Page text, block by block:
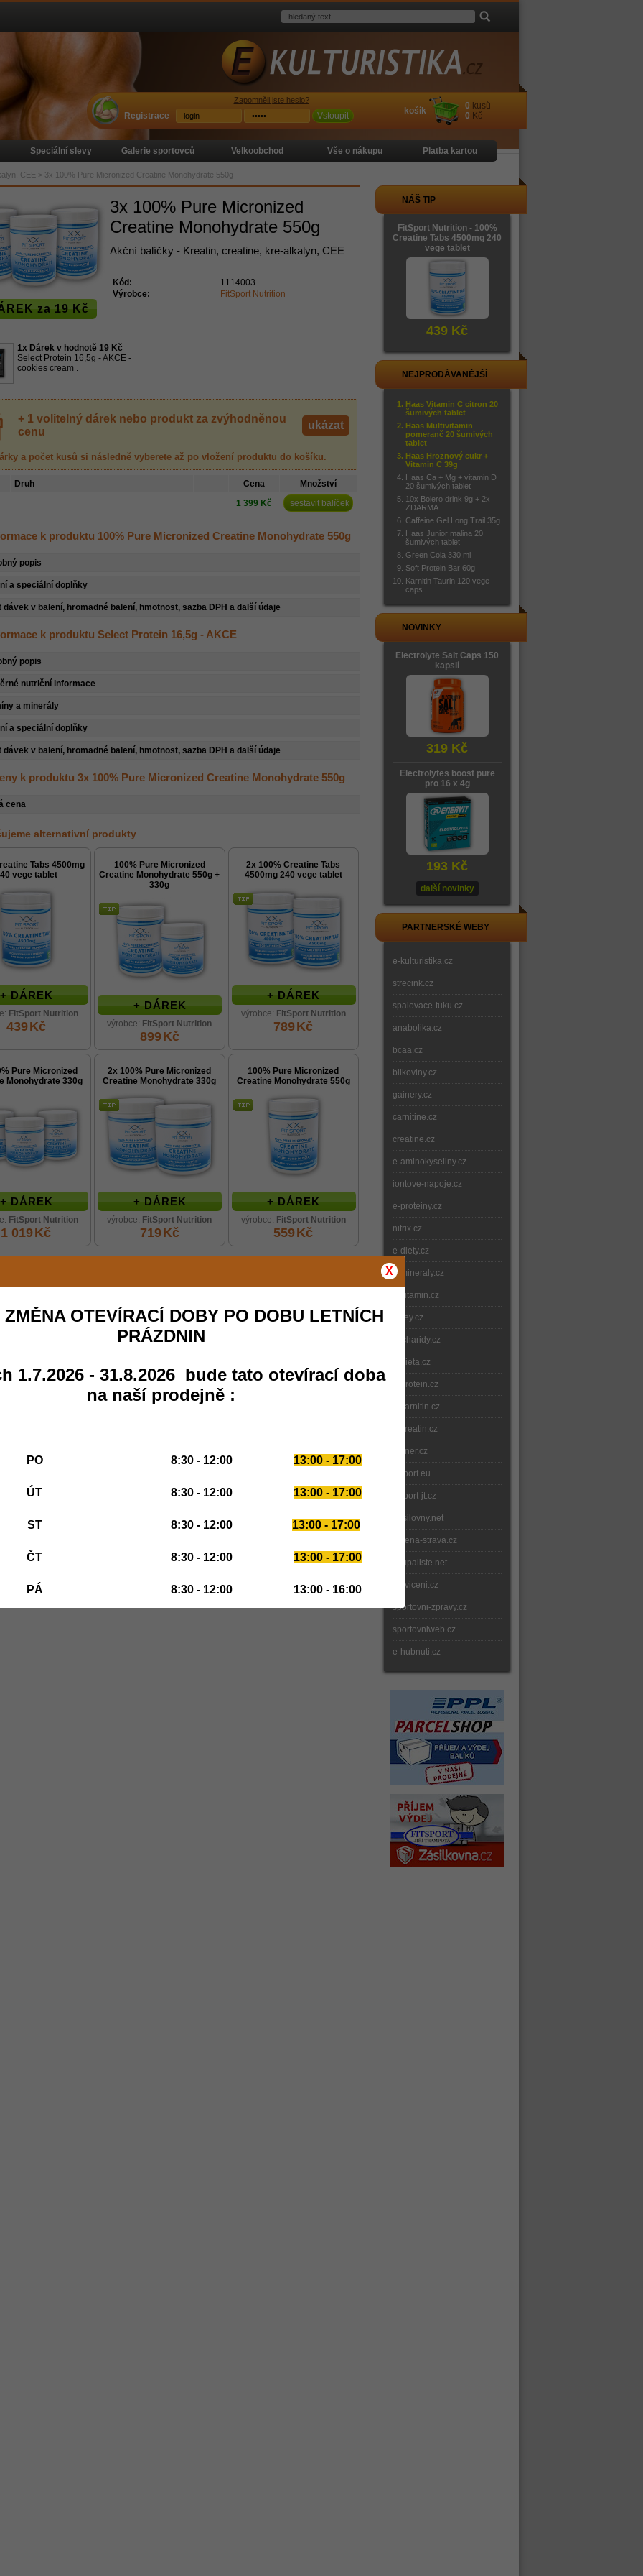
za 19 Kč
3x 100% Pure Micronized
Creatine Monohydrate 550g
Akční balíčky - Kreatin, creatine, kre-alkalyn, CEE
Kód:
1114003
Výrobce:
FitSport Nutrition
1x Dárek v hodnotě 19 Kč
Select Protein 16,5g - AKCE -
cookies cream .
+ 1 volitelný dárek nebo produkt za zvýhodněnou
cenu
ukázat
a počet kusů si následně vyberete až po vložení produktu do košíku.
Druh Cena
Množství
1 399 Kč
sestavit balíček
k produktu 100% Pure Micronized Creatine Monohydrate 550g
popis
a speciální doplňky
dávek v balení, hromadné balení, hmotnost, sazba DPH a další údaje
k produktu Select Protein 16,5g - AKCE
popis
nutriční informace
a minerály
a speciální doplňky
dávek v balení, hromadné balení, hmotnost, sazba DPH a další údaje
k produktu 3x 100% Pure Micronized Creatine Monohydrate 550g
cena
alternativní produkty
Tabs 4500mg
vege tablet
+ DÁREK
FitSport Nutrition
439Kč
100% Pure Micronized
Creatine Monohydrate 550g +
330g
+ DÁREK
výrobce: FitSport Nutrition
899Kč
2x 100% Creatine Tabs
4500mg 240 vege tablet
+ DÁREK
výrobce: FitSport Nutrition
789Kč
Pure Micronized
Monohydrate 330g
+ DÁREK
FitSport Nutrition
1 019Kč
2x 100% Pure Micronized
Creatine Monohydrate 330g
+ DÁREK
výrobce: FitSport Nutrition
719Kč
100% Pure Micronized
Creatine Monohydrate 550g
+ DÁREK
výrobce: FitSport Nutrition
559Kč
Buďte první.
k produktu, hodnocení nebo recenzi.
NÁŠ TIP
FitSport Nutrition - 100%
Creatine Tabs 4500mg 240
vege tablet
439 Kč
NEJPRODÁVANĚJŠÍ
Haas Vitamin C citron 20
šumivých tablet
Haas Multivitamin
pomeranč 20 šumivých
tablet
Haas Hroznový cukr +
Vitamin C 39g
Haas Ca + Mg + vitamin D
20 šumivých tablet
10x Bolero drink 9g + 2x
ZDARMA
Caffeine Gel Long Trail 35g
Haas Junior malina 20
šumivých tablet
Green Cola 330 ml
Soft Protein Bar 60g
Karnitin Taurin 120 vege
caps
NOVINKY
Electrolyte Salt Caps 150
kapslí
319 Kč
Electrolytes boost pure
pro 16 x 4g
193 Kč
další novinky
PARTNERSKÉ WEBY
e-kulturistika.cz
strecink.cz
spalovace-tuku.cz
anabolika.cz
bcaa.cz
bilkoviny.cz
gainery.cz
carnitine.cz
creatine.cz
e-aminokyseliny.cz
iontove-napoje.cz
e-proteiny.cz
nitrix.cz
e-diety.cz
e-mineraly.cz
e-vitamin.cz
whey.cz
sacharidy.cz
e-dieta.cz
e-protein.cz
e-karnitin.cz
e-kreatin.cz
gainer.cz
fitsport.eu
fitsport-jt.cz
posilovny.net
delena-strava.cz
koupaliste.net
e-cviceni.cz
sportovni-zpravy.cz
sportovniweb.cz
e-hubnuti.cz
Speciální slevy Galerie sportovců Velkoobchod Vše o nákupu Platba kartou
CEE > 3x 100% Pure Micronized Creatine Monohydrate 550g
košík 0 kusů
0 Kč
Registrace
Zapomněli jste heslo?
Vstoupit
X
ZMĚNA OTEVÍRACÍ DOBY PO DOBU LETNÍCH
PRÁZDNIN
1.7.2026 - 31.8.2026 bude tato otevírací doba
na naší prodejně :
PO 8:30 - 12:00 13:00 - 17:00
ÚT 8:30 - 12:00 13:00 - 17:00
ST 8:30 - 12:00 13:00 - 17:00
ČT 8:30 - 12:00 13:00 - 17:00
PÁ 8:30 - 12:00 13:00 - 16:00